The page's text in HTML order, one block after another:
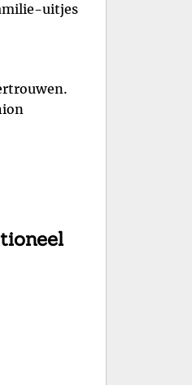
uitjes